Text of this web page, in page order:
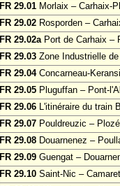
FR 29.01 Morlaix – Carhaix-
FR 29.02 Rosporden –
FR 29.02aPort de Carhaix –
FR 29.03 Zone Industrielle
FR 29.04Concarneau-
FR 29.05 Pluguffan – Pont-
FR 29.06 L'itinéraire du train
FR 29.07 Pouldreuzic –
FR 29.08 Douarnenez –
FR 29.09 Guengat –
FR 29.10 Saint-Nic –